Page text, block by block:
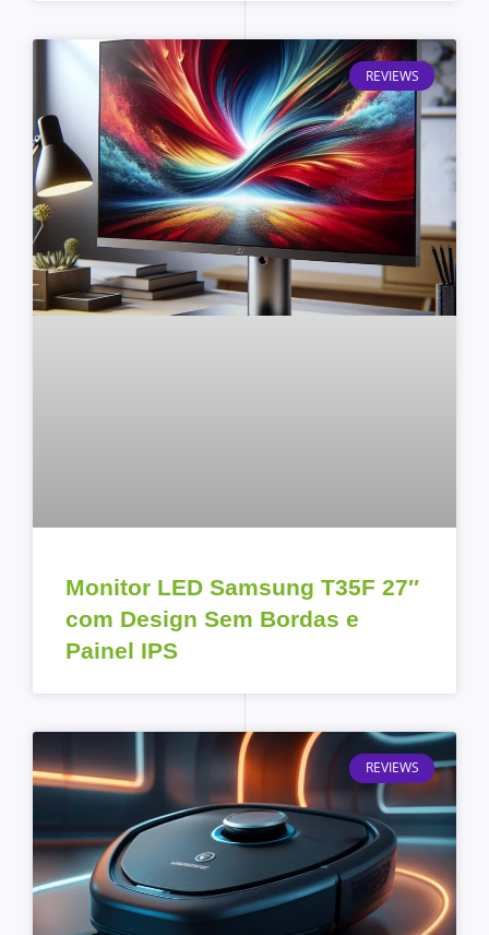
REVIEWS
Monitor LED Samsung T35F 27″
com Design Sem Bordas e
Painel IPS
REVIEWS